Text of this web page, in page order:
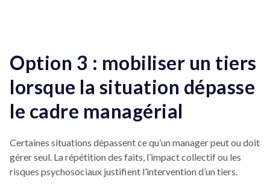
Option 3 : mobiliser un tiers
lorsque la situation dépasse
le cadre managérial
Certaines situations dépassent ce qu’un manager peut ou doit
gérer seul. La répétition des faits, l’impact collectif ou les
risques psychosociaux justifient l’intervention d’un tiers.